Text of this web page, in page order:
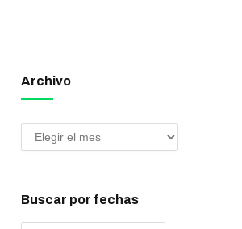
Archivo
Buscar por fechas